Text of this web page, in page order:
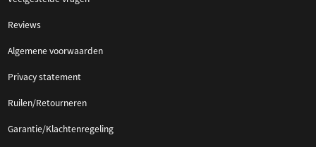
Reviews
Algemene voorwaarden
Privacy statement
Ruilen/Retourneren
Garantie/Klachtenregeling